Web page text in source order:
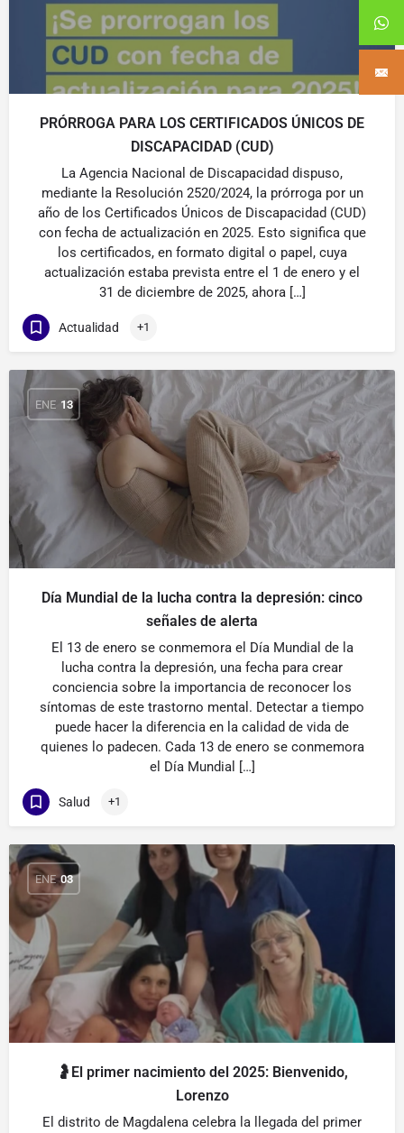
PRÓRROGA PARA LOS CERTIFICADOS ÚNICOS DE
DISCAPACIDAD (CUD)
La Agencia Nacional de Discapacidad dispuso,
mediante la Resolución 2520/2024, la prórroga por un
año de los Certificados Únicos de Discapacidad (CUD)
con fecha de actualización en 2025. Esto significa que
los certificados, en formato digital o papel, cuya
actualización estaba prevista entre el 1 de enero y el
31 de diciembre de 2025, ahora […]
Actualidad +1
ENE 13
Día Mundial de la lucha contra la depresión: cinco
señales de alerta
El 13 de enero se conmemora el Día Mundial de la
lucha contra la depresión, una fecha para crear
conciencia sobre la importancia de reconocer los
síntomas de este trastorno mental. Detectar a tiempo
puede hacer la diferencia en la calidad de vida de
quienes lo padecen. Cada 13 de enero se conmemora
el Día Mundial […]
Salud +1
ENE 03
🤰El primer nacimiento del 2025: Bienvenido,
Lorenzo
El distrito de Magdalena celebra la llegada del primer